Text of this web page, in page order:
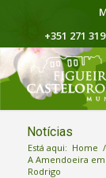
+351 271
Notícias
Está aqui: Home /
A Amendoeira
Rodrigo